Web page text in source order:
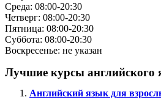
Среда: 08:00-20:30
Четверг: 08:00-20:30
Пятница: 08:00-20:30
Суббота: 08:00-20:30
Воскресенье: не указан
Лучшие курсы английского
Английский язык для